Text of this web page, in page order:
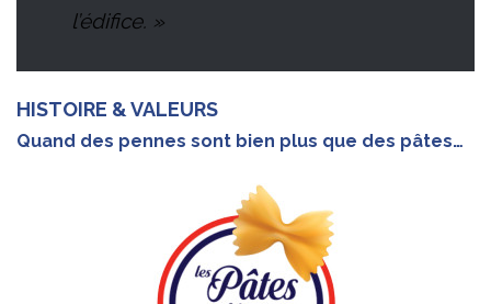
l’édifice. »
HISTOIRE & VALEURS
Quand des pennes sont bien plus que des pâtes…